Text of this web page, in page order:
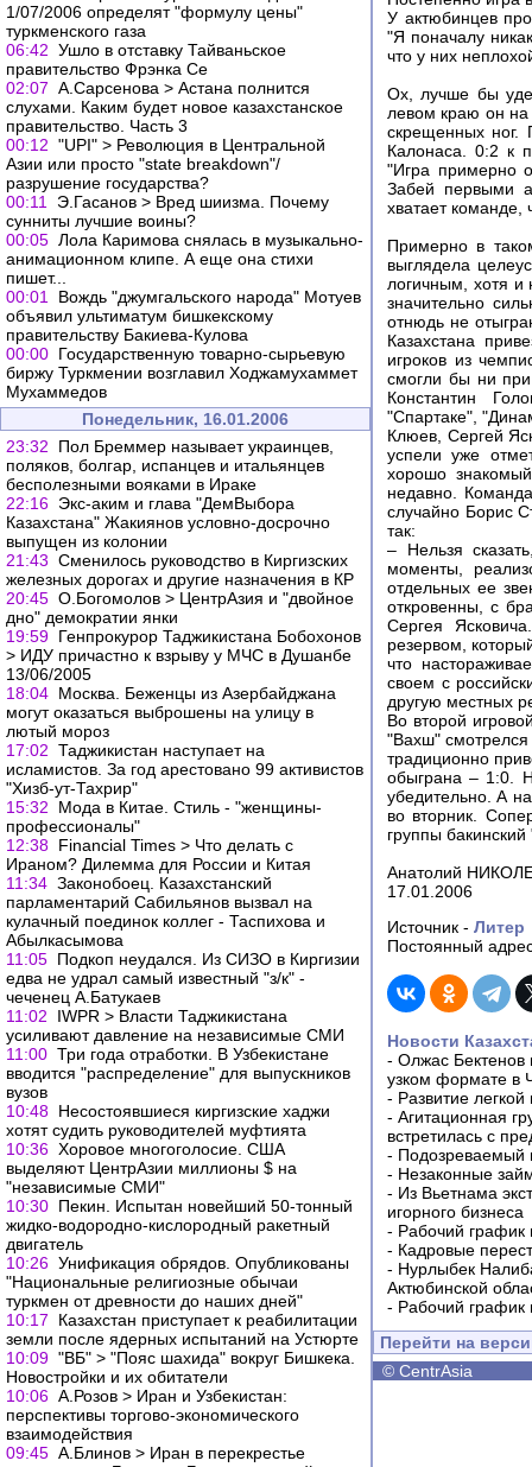
1/07/2006 определят "формулу цены"
туркменского газа
06:42 Ушло в отставку Тайваньское
правительство Фрэнка Се
02:07 А.Сарсенова > Астана полнится
слухами. Каким будет новое казахстанское
правительство. Часть 3
00:12 "UPI" > Революция в Центральной
Азии или просто "state breakdown"/
разрушение государства?
00:11
Э.Гасанов > Вред шиизма. Почему
сунниты лучшие воины?
00:05 Лола Каримова снялась в музыкально-
анимационном клипе. А еще она стихи
пишет...
00:01
Вождь "джумгальского народа" Мотуев
объявил ультиматум бишкекскому
правительству Бакиева-Кулова
00:00 Государственную товарно-сырьевую
биржу Туркмении возглавил Ходжамухаммет
Мухаммедов
Понедельник, 16.01.2006
23:32
Пол Бреммер называет украинцев,
поляков, болгар, испанцев и итальянцев
бесполезными вояками в Ираке
22:16 Экс-аким и глава "ДемВыбора
Казахстана" Жакиянов условно-досрочно
выпущен из колонии
21:43 Сменилось руководство в Киргизских
железных дорогах и другие назначения в КР
20:45 О.Богомолов > ЦентрАзия и "двойное
дно" демократии янки
19:59 Генпрокурор Таджикистана Бобохонов
> ИДУ причастно к взрыву у МЧС в Душанбе
13/06/2005
18:04 Москва. Беженцы из Азербайджана
могут оказаться выброшены на улицу в
лютый мороз
17:02 Таджикистан наступает на
исламистов. За год арестовано 99 активистов
"Хизб-ут-Тахрир"
15:32
Мода в Китае. Стиль - "женщины-
профессионалы"
12:38 Financial Times > Что делать с
Ираном? Дилемма для России и Китая
11:34 Законобоец. Казахстанский
парламентарий Сабильянов вызвал на
кулачный поединок коллег - Таспихова и
Абылкасымова
11:05 Подкоп неудался. Из СИЗО в Киргизии
едва не удрал самый известный "з/к" -
чеченец А.Батукаев
11:02
IWPR > Власти Таджикистана
усиливают давление на независимые СМИ
11:00 Три года отработки. В Узбекистане
вводится "распределение" для выпускников
вузов
10:48 Несостоявшиеся киргизские хаджи
хотят судить руководителей муфтията
10:36 Хоровое многоголосие. США
выделяют ЦентрАзии миллионы $ на
"независимые СМИ"
10:30 Пекин. Испытан новейший 50-тонный
жидко-водородно-кислородный ракетный
двигатель
10:26 Унификация обрядов. Опубликованы
"Национальные религиозные обычаи
туркмен от древности до наших дней"
10:17
Казахстан приступает к реабилитации
земли после ядерных испытаний на Устюрте
10:09 "ВБ" > "Пояс шахида" вокруг Бишкека.
Новостройки и их обитатели
10:06 А.Розов > Иран и Узбекистан:
перспективы торгово-экономического
взаимодействия
09:45 А.Блинов > Иран в перекрестье
У актюбинцев
"Я поначалу
что у них
Ох, лучше бы
левом краю он на
скрещенных ног.
Калонаса. 0:2 к
"Игра примерно
Забей первыми
хватает команде,
Примерно в
выглядела
логичным, хотя и
значительно
отнюдь не
Казахстана
игроков из
смогли бы ни
Константин
"Спартаке",
Клюев, Сергей
успели уже
хорошо
недавно.
случайно Борис
так:
– Нельзя
моменты,
отдельных ее
откровенны, с
Сергея
резервом,
что
своем с
другую местных
Во второй
"Вахш" смотрелся
традиционно
обыграна – 1:0.
убедительно. А
во вторник.
группы
Анатолий
17.01.2006
Источник - Литер
Постоянный
Новости
- Олжас Бектенов
узком формате в
- Развитие
- Агитационная
встретилась с
- Подозреваемый
- Незаконные
- Из Вьетнама
игорного бизнеса
- Рабочий график
- Кадровые
- Нурлыбек
Актюбинской
- Рабочий график
Перейти на
© CentrAsia